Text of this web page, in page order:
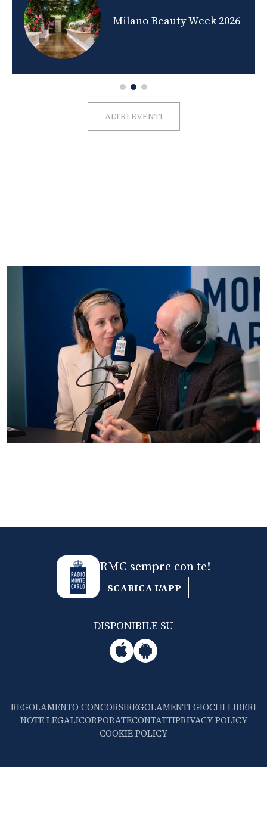
Milano Beauty Week 2026
ALTRI EVENTI
RMC sempre con te!
SCARICA L'APP
DISPONIBILE SU
REGOLAMENTO CONCORSIREGOLAMENTI GIOCHI LIBERI
NOTE LEGALICORPORATECONTATTIPRIVACY POLICY
COOKIE POLICY